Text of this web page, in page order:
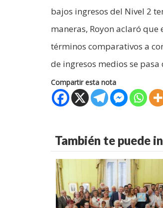
bajos ingresos del Nivel 2
maneras, Royon aclaró
términos comparativos a
de ingresos medios se pasa
Compartir esta nota
También te puede